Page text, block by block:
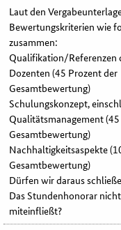
Laut den
Bewertungskriterien wie
zusammen:
Qualifikation/Referenzen
Dozenten (45 Prozent der
Gesamtbewertung)
Schulungskonzept,
Qualitätsmanagement
Gesamtbewertung)
Nachhaltigkeitsaspekte
Gesamtbewertung)
Dürfen wir daraus
Das Stundenhonorar
miteinfließt?